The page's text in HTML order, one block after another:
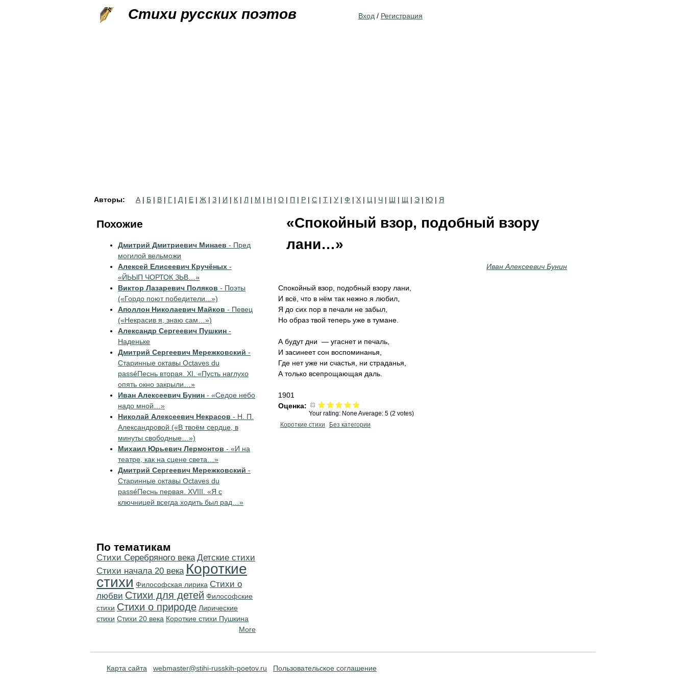
Стихи русских поэтов Вход / Регистрация
Авторы: А | Б | В | Г | Д | Е | Ж | З | И | К | Л | М | Н | О | П | Р | С | Т | У | Ф | Х | Ц | Ч | Ш | Щ | Э | Ю | Я
«Спокойный взор, подобный взору
лани…»
Иван Алексеевич Бунин
Спокойный взор, подобный взору лани,
И всё, что в нём так нежно я любил,
Я до сих пор в печали не забыл,
Но образ твой теперь уже в тумане.
А будут дни — угаснет и печаль,
И засинеет сон воспоминанья,
Где нет уже ни счастья, ни страданья,
А только всепрощающая даль.
1901
Оценка:
Your rating: None Average: 5 (2 votes)
Короткие стихи
Без категории
Похожие
Дмитрий Дмитриевич Минаев - Пред
могилой вельможи
Алексей Елисеевич Кручёных -
«ЙЬЫП ЧОРТОК ЗЬВ…»
Виктор Лазаревич Поляков - Поэты
(«Гордо поют победители...»)
Аполлон Николаевич Майков - Певец
(«Некрасив я, знаю сам…»)
Александр Сергеевич Пушкин -
Наденьке
Дмитрий Сергеевич Мережковский -
Старинные октавы Octaves du
passéПеснь вторая. XI. «Пусть наглухо
опять окно закрыли…»
Иван Алексеевич Бунин - «Седое небо
надо мной…»
Николай Алексеевич Некрасов - Н. П.
Александровой («В твоём сердце, в
минуты свободные…»)
Михаил Юрьевич Лермонтов - «И на
театре, как на сцене света…»
Дмитрий Сергеевич Мережковский -
Старинные октавы Octaves du
passéПеснь первая. XVIII. «Я с
ключницей всегда ходить был рад…»
По тематикам
Cтихи Серебряного века Детские стихи
Cтихи начала 20 века Короткие
стихи Философская лирика Стихи о
любви Стихи для детей Философские
стихи Стихи о природе Лирические
стихи Стихи 20 века Короткие стихи Пушкина
More
Карта сайта webmaster@stihi-russkih-poetov.ru Пользовательское соглашение